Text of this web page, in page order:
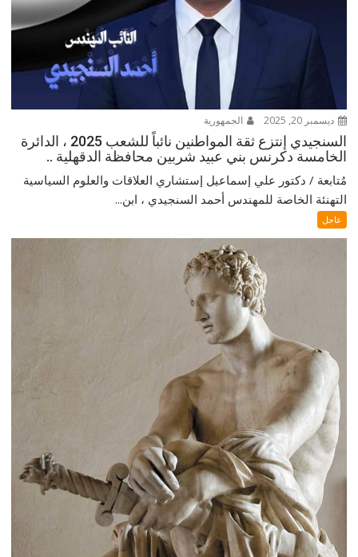
ديسمبر 20, 2025 الجمهورية
السنجيدي إنتزع ثقة المواطنين نائباً للشعب 2025 ، الدائرة
الخامسة دكرنس بني عبيد شربين محافظة الدقهلية ..
مُتابعة / دكتور علي إسماعيل إستشاري العلاقات والعلوم السياسية
التهنئة الخاصة للمهندس أحمد السنجيدي ، ابن...
عاجل